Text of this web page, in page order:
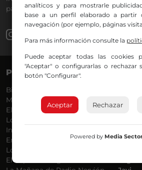
participación de los oyentes.
PROGRAMAS
Bilbosport
Más Música
El Madrugador
Lo Más Nuevo
Informativos
En Ruta
Locos por la Música
El Supermadrugador
Dani
Endika
analíticos y para mostrarle
base a un perfil elaborado a partir
navegación (por ejemplo, páginas
Para más información consulte la
Puede aceptar todas las cookies
"Aceptar" o configurarlas o rechazar
botón "Configurar".
Aceptar Rechazar
Powered by Media